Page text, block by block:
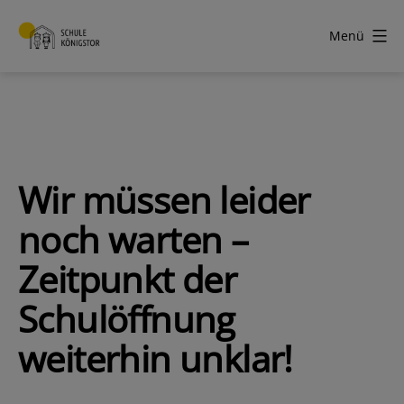
Inhalt
Menü
Wir müssen leider
noch warten –
Zeitpunkt der
Schulöffnung
weiterhin unklar!